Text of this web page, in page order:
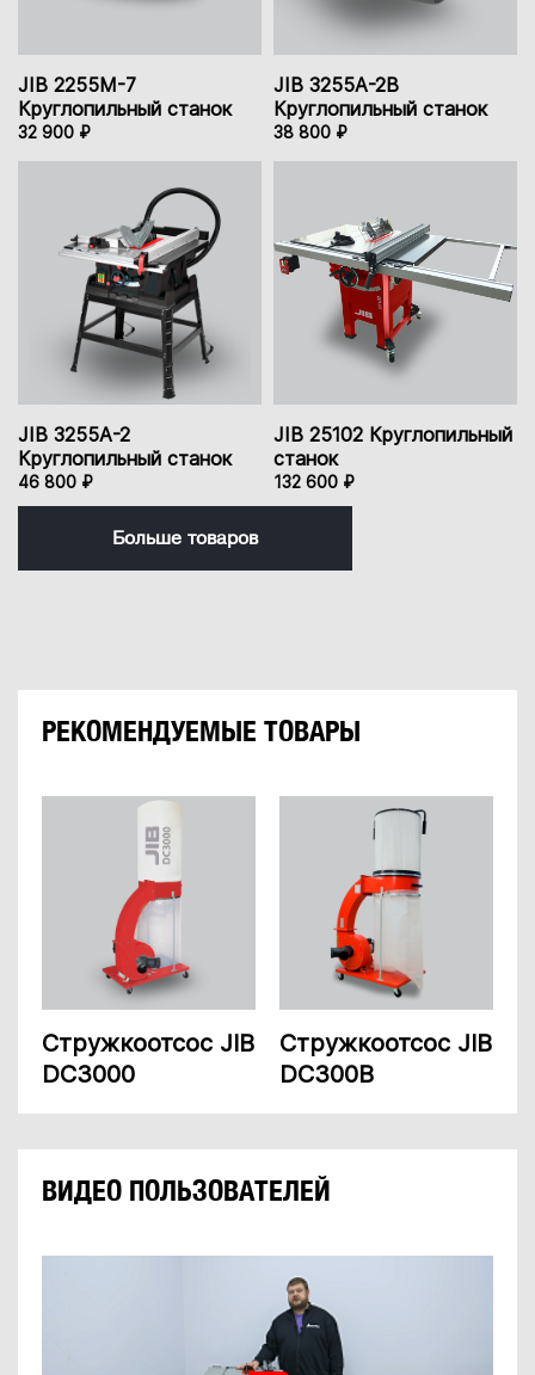
JIB 2255M-7
Круглопильный станок
32 900 ₽
JIB 3255A-2B
Круглопильный станок
38 800 ₽
JIB 3255A-2
Круглопильный станок
46 800 ₽
JIB 25102 Круглопильный
станок
132 600 ₽
Больше товаров
РЕКОМЕНДУЕМЫЕ ТОВАРЫ
Стружкоотсос JIB
DC3000
Стружкоотсос JIB
DC300B
ВИДЕО ПОЛЬЗОВАТЕЛЕЙ